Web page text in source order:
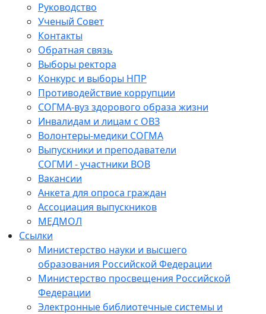
Руководство
Ученый Совет
Контакты
Обратная связь
Выборы ректора
Конкурс и выборы НПР
Противодействие коррупции
СОГМА-вуз здорового образа жизни
Инвалидам и лицам с ОВЗ
Волонтеры-медики СОГМА
Выпускники и преподаватели
СОГМИ - участники ВОВ
Вакансии
Анкета для опроса граждан
Ассоциация выпускников
МЕДМОЛ
Ссылки
Министерство науки и высшего
образования Российской Федерации
Министерство просвещения Российской
Федерации
Электронные библиотечные системы и